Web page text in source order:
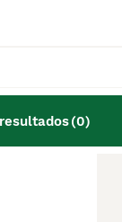
(0)